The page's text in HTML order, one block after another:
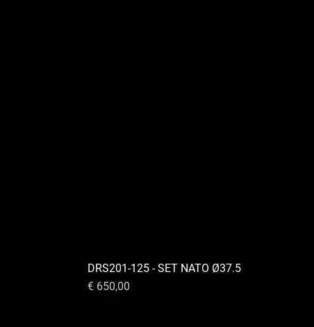
DRS201-125 - SET NATO Ø37.5
Prijs
€ 650,00